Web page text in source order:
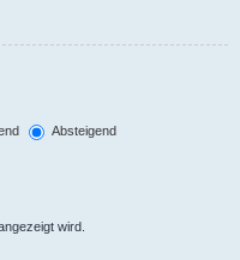
Absteigend
wird.